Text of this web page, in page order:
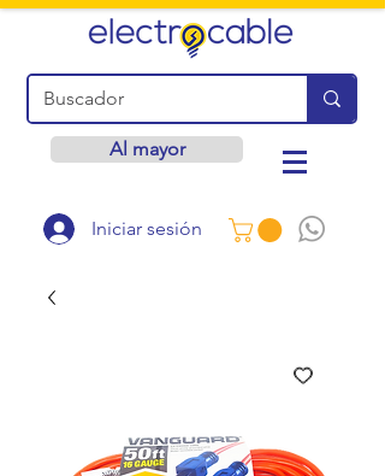
Al mayor
Iniciar sesión